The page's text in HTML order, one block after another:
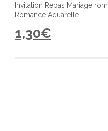
Invitation Repas Mariage
Romance Aquarelle
1,30€